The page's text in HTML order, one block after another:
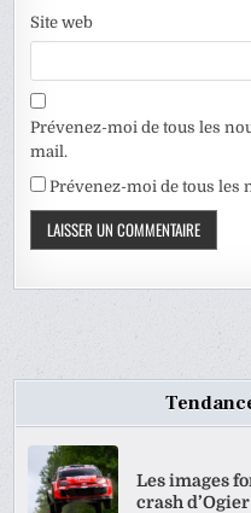
Site web
Prévenez-moi de tous les
mail.
Prévenez-moi de tous les
Les images
crash d’Ogier